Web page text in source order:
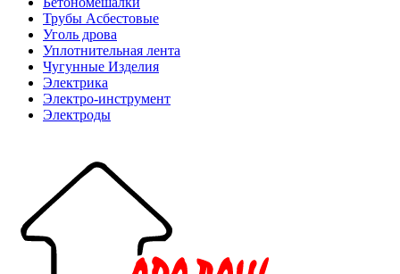
Трубы Асбестовые
Уголь дрова
Уплотнительная лента
Чугунные Изделия
Электрика
Электро-инструмент
Электроды